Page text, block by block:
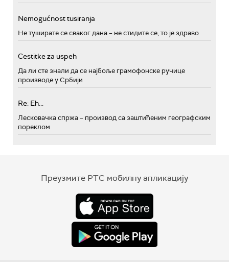
Nemogućnost tusiranja
Не туширате се сваког дана – не стидите се, то је здраво
Cestitke za uspeh
Да ли сте знали да се најбоље грамофонске ручице
производе у Србији
Re: Eh...
Лесковачка спржа – производ са заштићеним географским
пореклом
Преузмите РТС мобилну апликацију